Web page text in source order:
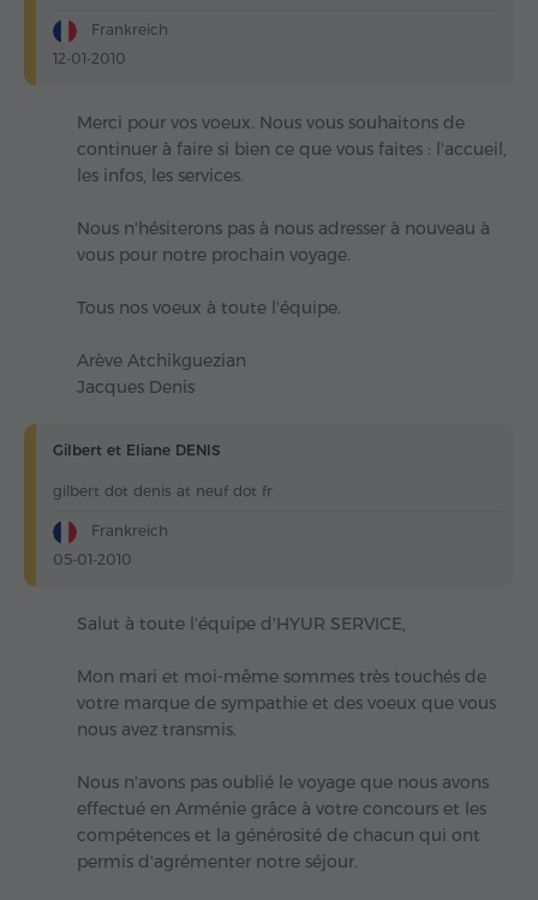
Frankreich
12-01-2010
Merci pour vos voeux. Nous vous souhaitons de
continuer à faire si bien ce que vous faites : l'accueil,
les infos, les services.
Nous n'hésiterons pas à nous adresser à nouveau à
vous pour notre prochain voyage.
Tous nos voeux à toute l'équipe.
Arève Atchikguezian
Jacques Denis
Gilbert et Eliane DENIS
gilbert dot denis at neuf dot fr
Frankreich
05-01-2010
Salut à toute l'équipe d'HYUR SERVICE,
Mon mari et moi-même sommes très touchés de
votre marque de sympathie et des voeux que vous
nous avez transmis.
Nous n'avons pas oublié le voyage que nous avons
effectué en Arménie grâce à votre concours et les
compétences et la générosité de chacun qui ont
permis d'agrémenter notre séjour.